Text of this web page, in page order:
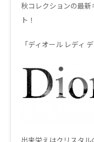
秋コレクションの最
ト！
「ディオール レディ